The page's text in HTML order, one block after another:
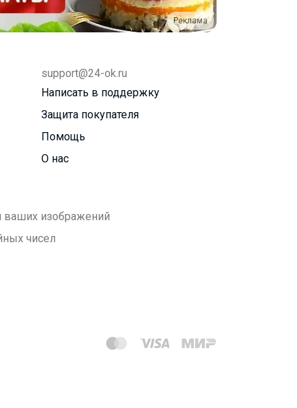
Реклама
support@24-ok.ru
Написать в поддержку
Защита покупателя
Помощь
О нас
ваших изображений
чисел